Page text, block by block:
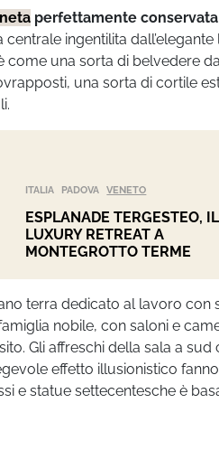
perfettamente conservata
ingentilita
come una sorta di belvedere
una sorta di cortile
ITALIA PADOVA VENETO
ESPLANADE TERGESTEO, IL
LUXURY RETREAT A
MONTEGROTTO TERME
terra dedicato al lavoro con
nobile, con saloni e
Gli affreschi della sala a
effetto illusionistico
e statue settecentesche è